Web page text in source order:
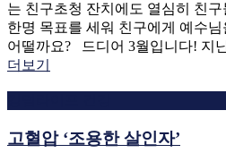
는 친구초청 잔치에도 열심히 친
한명 목표를 세워 친구에게 예수
어떨까요? 드디어 3월입니다! 지
더보기
고혈압 ‘조용한 살인자’